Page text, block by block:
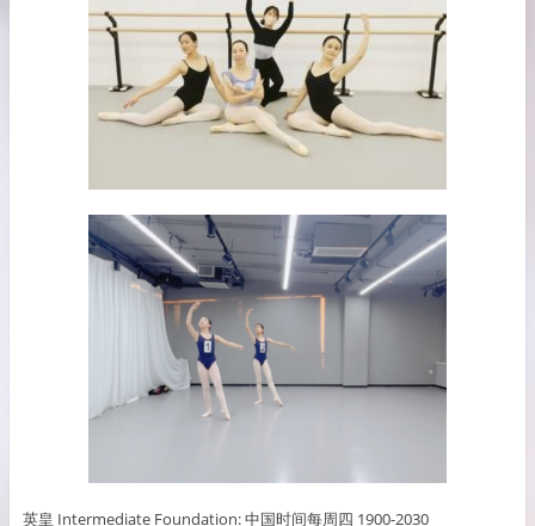
英皇 Intermediate Foundation: 中国时间每周四 1900-2030